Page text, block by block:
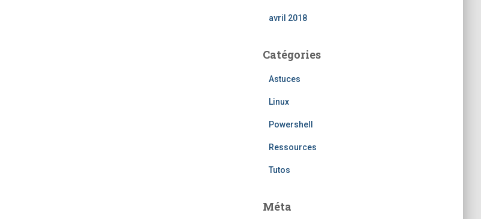
avril 2018
Catégories
Astuces
Linux
Powershell
Ressources
Tutos
Méta